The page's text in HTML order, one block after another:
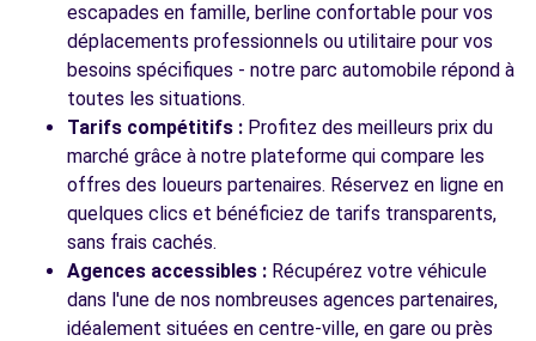
Voir toutes les agences
escapades en famille, berline confortable pour vos
déplacements professionnels ou utilitaire pour vos
besoins spécifiques - notre parc automobile répond à
toutes les situations.
Tarifs compétitifs : Profitez des meilleurs prix du
marché grâce à notre plateforme qui compare les
offres des loueurs partenaires. Réservez en ligne en
quelques clics et bénéficiez de tarifs transparents,
sans frais cachés.
Agences accessibles : Récupérez votre véhicule
dans l'une de nos nombreuses agences partenaires,
idéalement situées en centre-ville, en gare ou près